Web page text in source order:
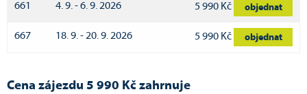
661 4. 9. - 6. 9. 2026 5 990 Kč objednat
667 18. 9. - 20. 9. 2026 5 990 Kč objednat
Cena zájezdu 5 990 Kč zahrnuje